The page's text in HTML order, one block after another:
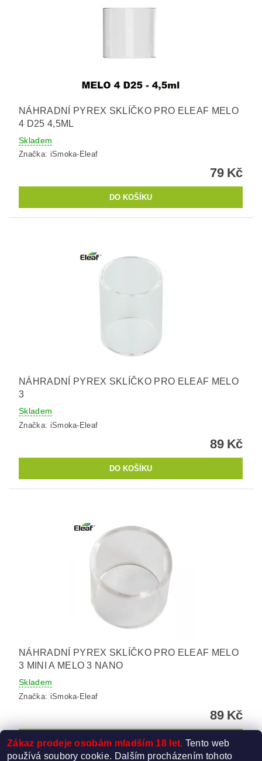
NÁHRADNÍ PYREX SKLÍČKO PRO ELEAF MELO
4 D25 4,5ML
Skladem
Značka: iSmoka-Eleaf
79 Kč
NÁHRADNÍ PYREX SKLÍČKO PRO ELEAF MELO
3
Skladem
Značka: iSmoka-Eleaf
89 Kč
NÁHRADNÍ PYREX SKLÍČKO PRO ELEAF MELO
3 MINI A MELO 3 NANO
Skladem
Značka: iSmoka-Eleaf
89 Kč
Zákaz prodeje osobám mladším 18 let. Tento web
používá soubory cookie. Dalším procházením tohoto